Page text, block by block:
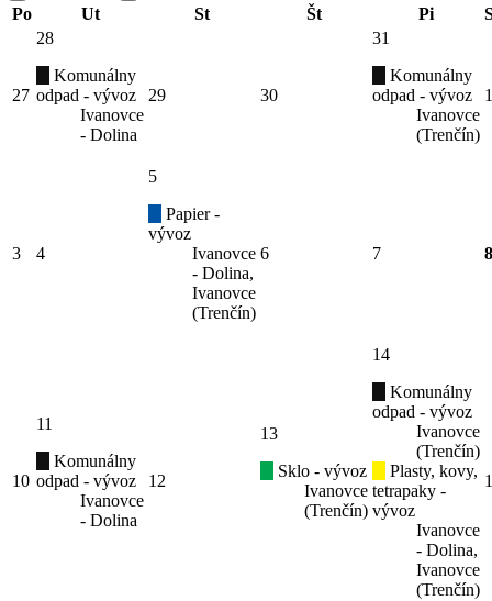
Po
Ut St Št Pi
27
28
Komunálny
odpad - vývoz
Ivanovce
- Dolina
29 30
31
Komunálny
odpad - vývoz
Ivanovce
(Trenčín)
1
3 4
5
Papier -
vývoz
Ivanovce
- Dolina,
Ivanovce
(Trenčín)
6 7 8
10
11
Komunálny
odpad - vývoz
Ivanovce
- Dolina
12
13
Sklo - vývoz
Ivanovce
(Trenčín)
14
Komunálny
odpad - vývoz
Ivanovce
(Trenčín)
Plasty, kovy,
tetrapaky -
vývoz
Ivanovce
- Dolina,
Ivanovce
(Trenčín)